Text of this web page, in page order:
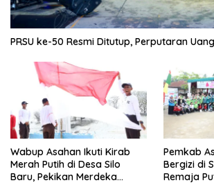
PRSU ke-50 Resmi Ditutup, Perputaran
Wabup Asahan Ikuti Kirab
Merah Putih di Desa Silo
Baru, Pekikan Merdeka
Pemkab
Bergizi di
Remaja